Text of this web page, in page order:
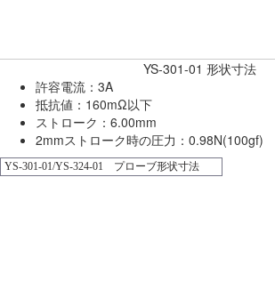
YS-301-01 形状寸法
許容電流：3A
抵抗値：160mΩ以下
ストローク：6.00mm
2mmストローク時の圧力：0.98N(100gf)
YS-301-01/YS-324-01 プローブ形状寸法